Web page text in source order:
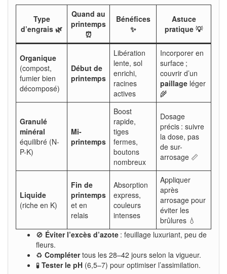
Type
d’engrais 🌿
Quand au
printemps
⏰
Bénéfices
✨
Astuce
pratique 💡
Organique
(compost,
fumier bien
décomposé)
Début de
printemps
Libération
lente, sol
enrichi,
racines
actives
Incorporer en
surface ;
couvrir d’un
paillage léger
🌾
Granulé
minéral
équilibré (N-
P-K)
Mi-
printemps
Boost
rapide,
tiges
fermes,
boutons
nombreux
Dosage
précis : suivre
la dose, pas
de sur-
arrosage 📏
Liquide
(riche en K)
Fin de
printemps
et en
relais
Absorption
express,
couleurs
intenses
Appliquer
après
arrosage pour
éviter les
brûlures 💧
🚫 Éviter l’excès d’azote : feuillage luxuriant, peu de
fleurs.
♻️ Complétertous les 28–42 jours selon la vigueur.
🧪 Tester le pH (6,5–7) pour optimiser l’assimilation.